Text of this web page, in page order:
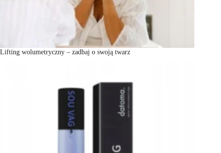
Lifting wolumetryczny – zadbaj o swoją twarz